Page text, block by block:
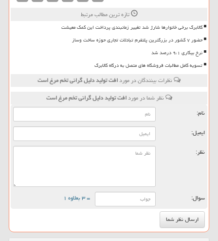
تازه ترین مطالب مرتبط
کالابرگ برخی خانوارها شارژ شد تغییر زمانبندی پرداخت این کمک معیشت
حضور ۷ کشور در بزرگترین پلتفرم تبادلات تجاری حوزه ساخت وساز
نرخ بیکاری ۹،۱ درصد شد
تسویه کامل مطالبات فروشگاه های متصل به درگاه کالابرگ
نظرات بینندگان در موردافت تولید دلیل گرانی تخم مرغ است
نظر شما در موردافت تولید دلیل گرانی تخم مرغ است
نام:
ایمیل:
نظر:
سوال: = ۳ بعلاوه ۱